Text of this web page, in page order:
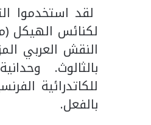
لقد استخدموا
لكنائس الهيكل
النقش العربي
بالثالوث.
للكاتدرائية
بالفعل.